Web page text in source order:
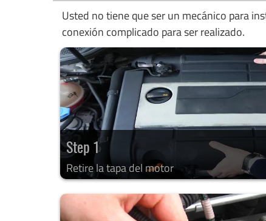
Usted no tiene que ser un mecánico para
conexión complicado para ser realizado.
Step 1
Retire la tapa del motor